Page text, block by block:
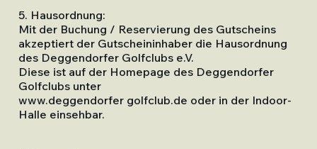
5. Hausordnung:
Mit der Buchung / Reservierung des Gutscheins
akzeptiert der Gutscheininhaber die Hausordnung
des Deggendorfer Golfclubs e.V.
Diese ist auf der Homepage des Deggendorfer
Golfclubs unter
www.deggendorfer golfclub.de oder in der Indoor-
Halle einsehbar.